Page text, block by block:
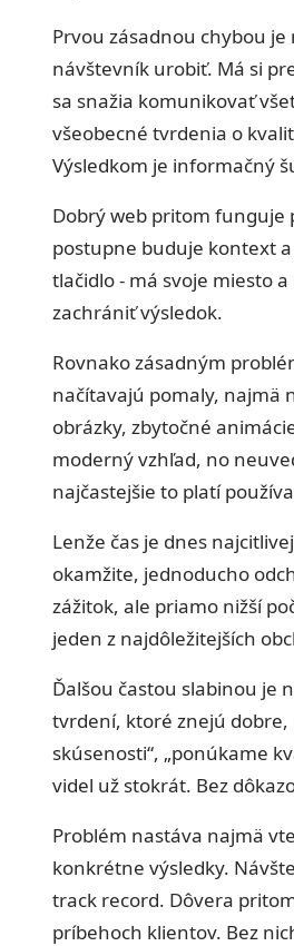
Prvou zásadnou chybou
návštevník urobiť. Má si
sa snažia komunikovať
všeobecné tvrdenia o
Výsledkom je informačný
Dobrý web pritom funguje
postupne buduje kontext
tlačidlo - má svoje miesto
zachrániť výsledok.
Rovnako zásadným
načítavajú pomaly, najmä
obrázky, zbytočné
moderný vzhľad, no
najčastejšie to platí
Lenže čas je dnes
okamžite, jednoducho
zážitok, ale priamo nižší
jeden z najdôležitejších
Ďalšou častou slabinou je
tvrdení, ktoré znejú dobre,
skúsenosti“, „ponúkame
videl už stokrát. Bez
Problém nastáva najmä
konkrétne výsledky.
track record. Dôvera
príbehoch klientov. Bez